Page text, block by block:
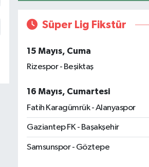
Süper Lig Fikstür
15 Mayıs, Cuma
Rizespor - Beşiktaş
16 Mayıs, Cumartesi
Fatih Karagümrük - Alanyaspor
Gaziantep FK - Başakşehir
Samsunspor - Göztepe